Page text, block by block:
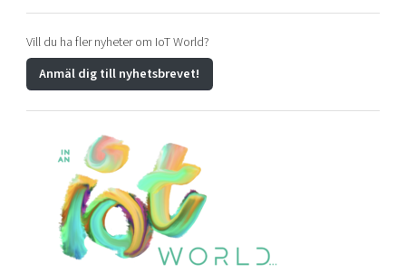
Vill du ha fler nyheter om IoT World?
Anmäl dig till nyhetsbrevet!